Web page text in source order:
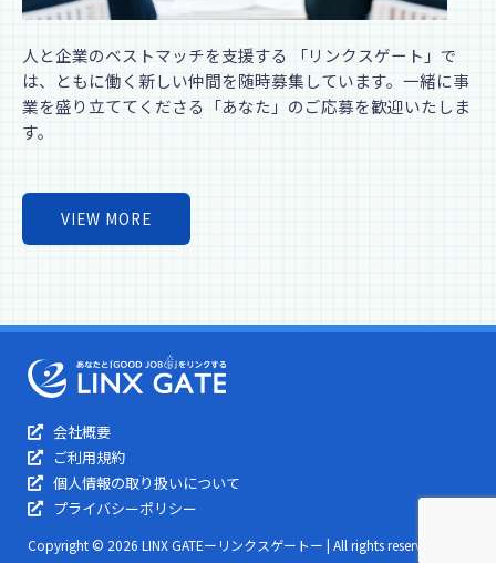
人と企業のベストマッチを支援する 「リンクスゲート」で
は、ともに働く新しい仲間を随時募集しています。一緒に事
業を盛り立ててくださる「あなた」のご応募を歓迎いたしま
す。
VIEW MORE
会社概要
ご利用規約
個人情報の取り扱いについて​
プライバシーポリシー
Copyright © 2026 LINX GATEーリンクスゲートー | All rights reserved.